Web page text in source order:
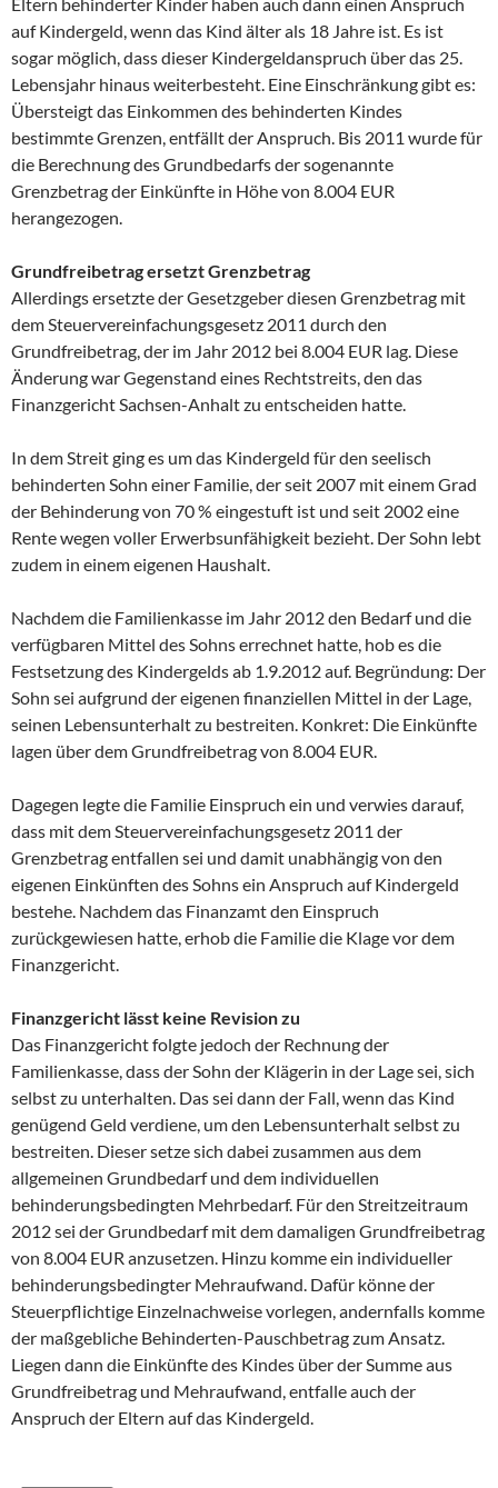
auf Kindergeld, wenn das Kind älter als 18 Jahre ist. Es ist
sogar möglich, dass dieser Kindergeldanspruch über das 25.
Lebensjahr hinaus weiterbesteht. Eine Einschränkung gibt es:
Übersteigt das Einkommen des behinderten Kindes
bestimmte Grenzen, entfällt der Anspruch. Bis 2011 wurde für
die Berechnung des Grundbedarfs der sogenannte
Grenzbetrag der Einkünfte in Höhe von 8.004 EUR
herangezogen.
Grundfreibetrag ersetzt Grenzbetrag
Allerdings ersetzte der Gesetzgeber diesen Grenzbetrag mit
dem Steuervereinfachungsgesetz 2011 durch den
Grundfreibetrag, der im Jahr 2012 bei 8.004 EUR lag. Diese
Änderung war Gegenstand eines Rechtstreits, den das
Finanzgericht Sachsen-Anhalt zu entscheiden hatte.
In dem Streit ging es um das Kindergeld für den seelisch
behinderten Sohn einer Familie, der seit 2007 mit einem Grad
der Behinderung von 70 % eingestuft ist und seit 2002 eine
Rente wegen voller Erwerbsunfähigkeit bezieht. Der Sohn lebt
zudem in einem eigenen Haushalt.
Nachdem die Familienkasse im Jahr 2012 den Bedarf und die
verfügbaren Mittel des Sohns errechnet hatte, hob es die
Festsetzung des Kindergelds ab 1.9.2012 auf. Begründung: Der
Sohn sei aufgrund der eigenen finanziellen Mittel in der Lage,
seinen Lebensunterhalt zu bestreiten. Konkret: Die Einkünfte
lagen über dem Grundfreibetrag von 8.004 EUR.
Dagegen legte die Familie Einspruch ein und verwies darauf,
dass mit dem Steuervereinfachungsgesetz 2011 der
Grenzbetrag entfallen sei und damit unabhängig von den
eigenen Einkünften des Sohns ein Anspruch auf Kindergeld
bestehe. Nachdem das Finanzamt den Einspruch
zurückgewiesen hatte, erhob die Familie die Klage vor dem
Finanzgericht.
Finanzgericht lässt keine Revision zu
Das Finanzgericht folgte jedoch der Rechnung der
Familienkasse, dass der Sohn der Klägerin in der Lage sei, sich
selbst zu unterhalten. Das sei dann der Fall, wenn das Kind
genügend Geld verdiene, um den Lebensunterhalt selbst zu
bestreiten. Dieser setze sich dabei zusammen aus dem
allgemeinen Grundbedarf und dem individuellen
behinderungsbedingten Mehrbedarf. Für den Streitzeitraum
2012 sei der Grundbedarf mit dem damaligen Grundfreibetrag
von 8.004 EUR anzusetzen. Hinzu komme ein individueller
behinderungsbedingter Mehraufwand. Dafür könne der
Steuerpflichtige Einzelnachweise vorlegen, andernfalls komme
der maßgebliche Behinderten-Pauschbetrag zum Ansatz.
Liegen dann die Einkünfte des Kindes über der Summe aus
Grundfreibetrag und Mehraufwand, entfalle auch der
Anspruch der Eltern auf das Kindergeld.